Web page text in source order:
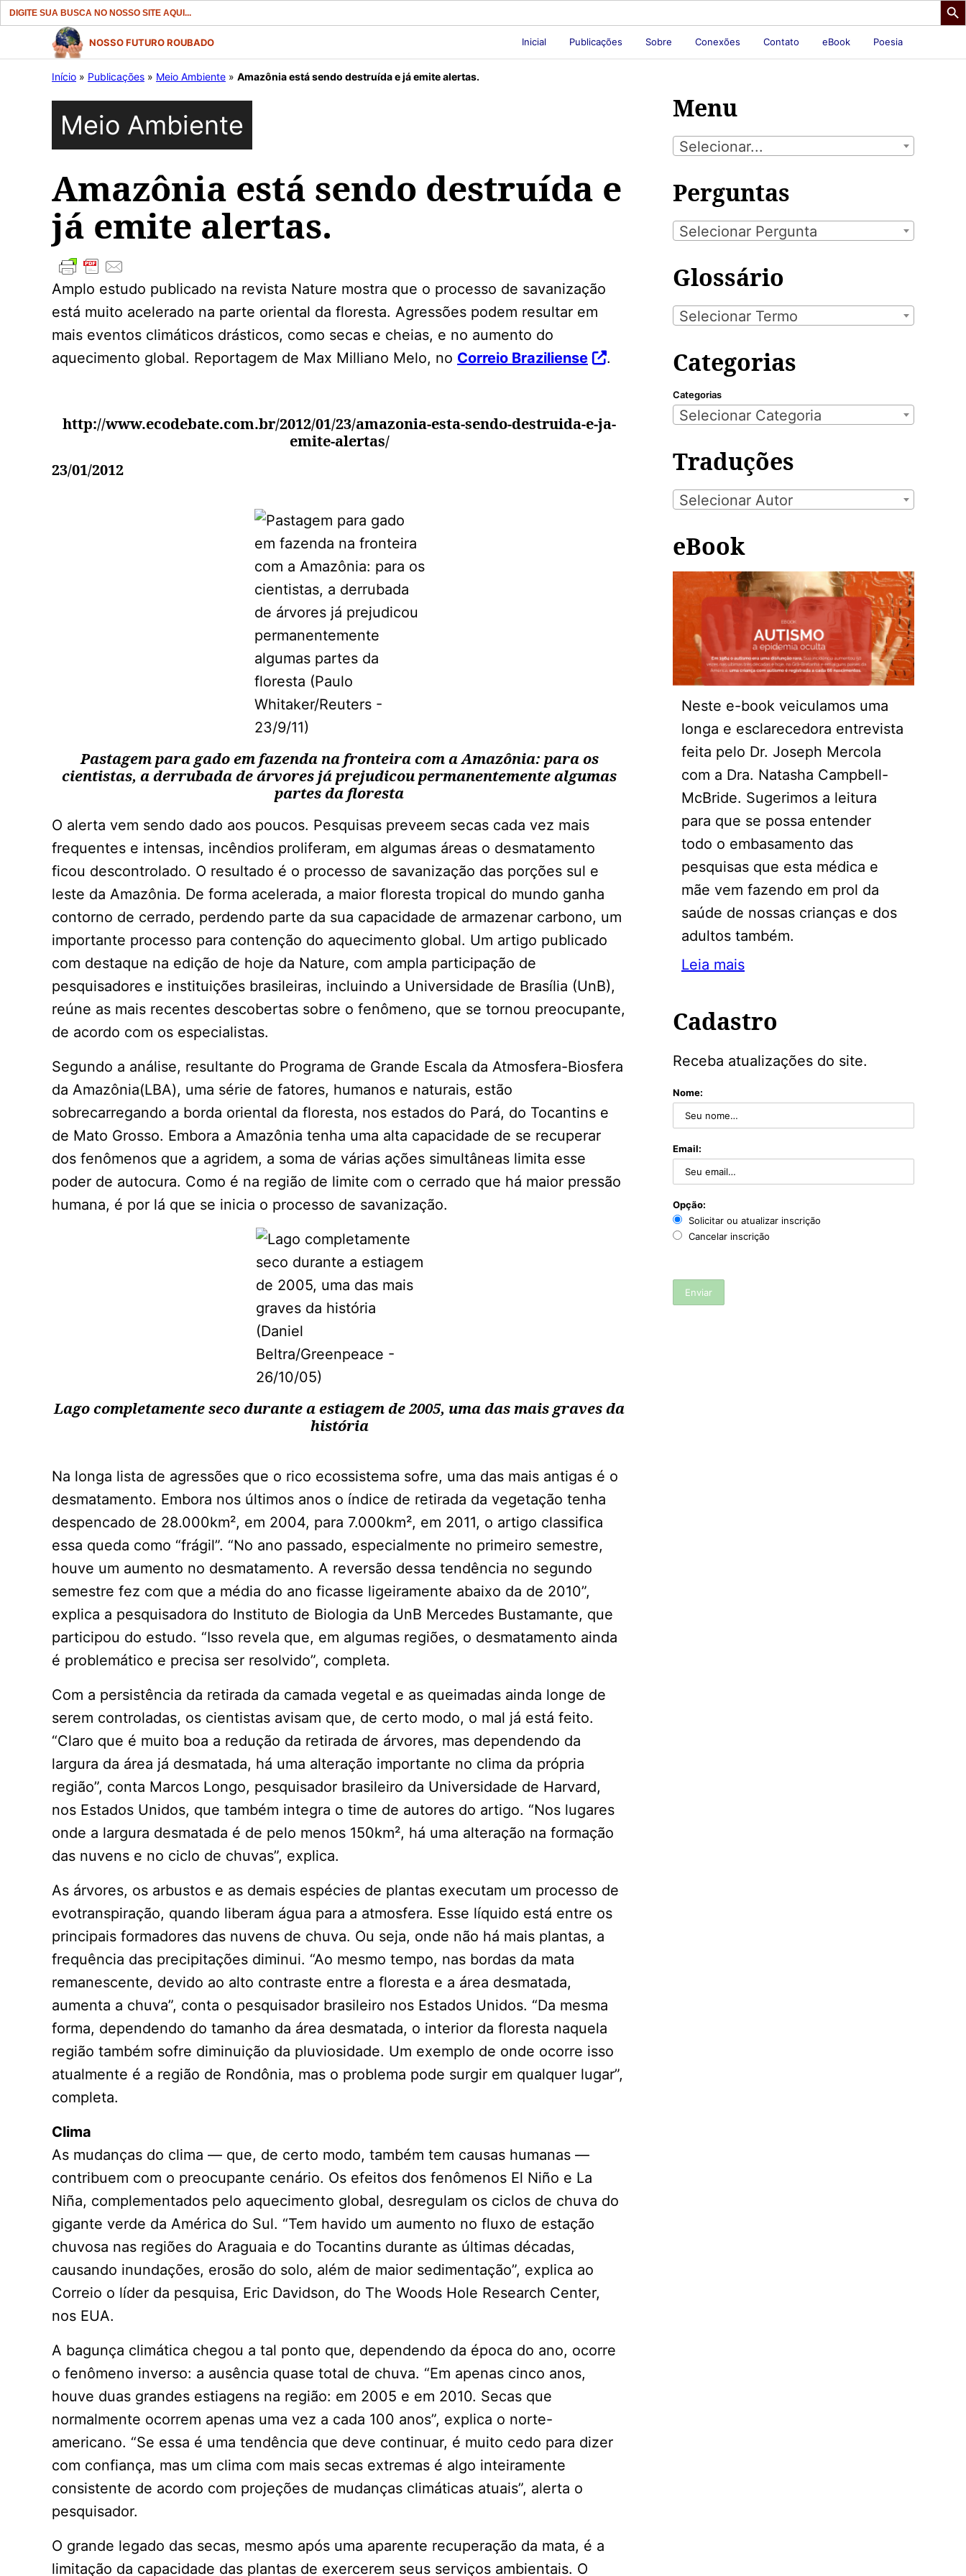
Search
for:
conteúdo
NOSSO FUTURO ROUBADO Inicial Publicações Sobre Conexões Contato eBook Poesia
Início » Publicações » Meio Ambiente » Amazônia está sendo destruída e já emite alertas.
Meio Ambiente
Amazônia está sendo destruída e
já emite alertas.
Amplo estudo publicado na revista Nature mostra que o processo de savanização
está muito acelerado na parte oriental da floresta. Agressões podem resultar em
mais eventos climáticos drásticos, como secas e cheias, e no aumento do
aquecimento global. Reportagem de Max Milliano Melo, no Correio Braziliense .
http://www.ecodebate.com.br/2012/01/23/amazonia-esta-sendo-destruida-e-ja-
emite-alertas/
23/01/2012
Pastagem para gado em fazenda na fronteira com a Amazônia: para os
cientistas, a derrubada de árvores já prejudicou permanentemente algumas
partes da floresta
O alerta vem sendo dado aos poucos. Pesquisas preveem secas cada vez mais
frequentes e intensas, incêndios proliferam, em algumas áreas o desmatamento
ficou descontrolado. O resultado é o processo de savanização das porções sul e
leste da Amazônia. De forma acelerada, a maior floresta tropical do mundo ganha
contorno de cerrado, perdendo parte da sua capacidade de armazenar carbono, um
importante processo para contenção do aquecimento global. Um artigo publicado
com destaque na edição de hoje da Nature, com ampla participação de
pesquisadores e instituições brasileiras, incluindo a Universidade de Brasília (UnB),
reúne as mais recentes descobertas sobre o fenômeno, que se tornou preocupante,
de acordo com os especialistas.
Segundo a análise, resultante do Programa de Grande Escala da Atmosfera-Biosfera
da Amazônia(LBA), uma série de fatores, humanos e naturais, estão
sobrecarregando a borda oriental da floresta, nos estados do Pará, do Tocantins e
de Mato Grosso. Embora a Amazônia tenha uma alta capacidade de se recuperar
dos fenômenos que a agridem, a soma de várias ações simultâneas limita esse
poder de autocura. Como é na região de limite com o cerrado que há maior pressão
humana, é por lá que se inicia o processo de savanização.
Lago completamente seco durante a estiagem de 2005, uma das mais graves da
história
Na longa lista de agressões que o rico ecossistema sofre, uma das mais antigas é o
desmatamento. Embora nos últimos anos o índice de retirada da vegetação tenha
despencado de 28.000km², em 2004, para 7.000km², em 2011, o artigo classifica
essa queda como “frágil”. “No ano passado, especialmente no primeiro semestre,
houve um aumento no desmatamento. A reversão dessa tendência no segundo
semestre fez com que a média do ano ficasse ligeiramente abaixo da de 2010”,
explica a pesquisadora do Instituto de Biologia da UnB Mercedes Bustamante, que
participou do estudo. “Isso revela que, em algumas regiões, o desmatamento ainda
é problemático e precisa ser resolvido”, completa.
Com a persistência da retirada da camada vegetal e as queimadas ainda longe de
serem controladas, os cientistas avisam que, de certo modo, o mal já está feito.
“Claro que é muito boa a redução da retirada de árvores, mas dependendo da
largura da área já desmatada, há uma alteração importante no clima da própria
região”, conta Marcos Longo, pesquisador brasileiro da Universidade de Harvard,
nos Estados Unidos, que também integra o time de autores do artigo. “Nos lugares
onde a largura desmatada é de pelo menos 150km², há uma alteração na formação
das nuvens e no ciclo de chuvas”, explica.
As árvores, os arbustos e as demais espécies de plantas executam um processo de
evotranspiração, quando liberam água para a atmosfera. Esse líquido está entre os
principais formadores das nuvens de chuva. Ou seja, onde não há mais plantas, a
frequência das precipitações diminui. “Ao mesmo tempo, nas bordas da mata
remanescente, devido ao alto contraste entre a floresta e a área desmatada,
aumenta a chuva”, conta o pesquisador brasileiro nos Estados Unidos. “Da mesma
forma, dependendo do tamanho da área desmatada, o interior da floresta naquela
região também sofre diminuição da pluviosidade. Um exemplo de onde ocorre isso
atualmente é a região de Rondônia, mas o problema pode surgir em qualquer lugar”,
completa.
Clima
As mudanças do clima — que, de certo modo, também tem causas humanas —
contribuem com o preocupante cenário. Os efeitos dos fenômenos El Niño e La
Niña, complementados pelo aquecimento global, desregulam os ciclos de chuva do
gigante verde da América do Sul. “Tem havido um aumento no fluxo de estação
chuvosa nas regiões do Araguaia e do Tocantins durante as últimas décadas,
causando inundações, erosão do solo, além de maior sedimentação”, explica ao
Correio o líder da pesquisa, Eric Davidson, do The Woods Hole Research Center,
nos EUA.
A bagunça climática chegou a tal ponto que, dependendo da época do ano, ocorre
o fenômeno inverso: a ausência quase total de chuva. “Em apenas cinco anos,
houve duas grandes estiagens na região: em 2005 e em 2010. Secas que
normalmente ocorrem apenas uma vez a cada 100 anos”, explica o norte-
americano. “Se essa é uma tendência que deve continuar, é muito cedo para dizer
com confiança, mas um clima com mais secas extremas é algo inteiramente
consistente de acordo com projeções de mudanças climáticas atuais”, alerta o
pesquisador.
O grande legado das secas, mesmo após uma aparente recuperação da mata, é a
limitação da capacidade das plantas de exercerem seus serviços ambientais. O
Menu
Selecionar...
Perguntas
Selecionar Pergunta
Glossário
Selecionar Termo
Categorias
Categorias
Selecionar Categoria
Traduções
Selecionar Autor
eBook
Neste e-book veiculamos uma
longa e esclarecedora entrevista
feita pelo Dr. Joseph Mercola
com a Dra. Natasha Campbell-
McBride. Sugerimos a leitura
para que se possa entender
todo o embasamento das
pesquisas que esta médica e
mãe vem fazendo em prol da
saúde de nossas crianças e dos
adultos também.
Leia mais
Cadastro
Receba atualizações do site.
Nome:
Email:
Opção:
Solicitar ou atualizar inscrição
Cancelar inscrição